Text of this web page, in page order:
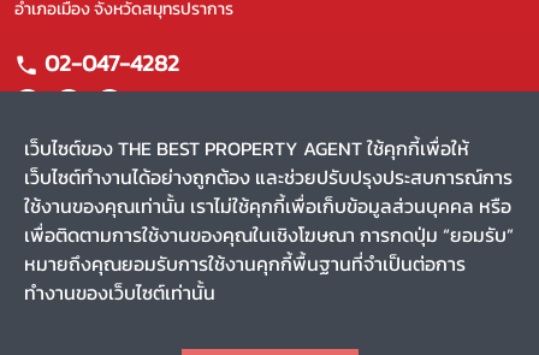
อำเภอเมือง จังหวัดสมุทรปราการ
02-047-4282
แผนผังเว็บไซต์
หน้าหลัก
บริการของเรา
ขาย
ผลงานของเรา
เช่า
ค้นหาตัวแทน
เว็บไซต์ของ THE BEST PROPERTY AGENT ใช้คุกกี้เพื่อให้
เว็บไซต์ทำงานได้อย่างถูกต้อง และช่วยปรับปรุงประสบการณ์การ
ใช้งานของคุณเท่านั้น เราไม่ใช้คุกกี้เพื่อเก็บข้อมูลส่วนบุคคล หรือ
เพื่อติดตามการใช้งานของคุณในเชิงโฆษณา การกดปุ่ม “ยอมรับ”
หมายถึงคุณยอมรับการใช้งานคุกกี้พื้นฐานที่จำเป็นต่อการ
ทำงานของเว็บไซต์เท่านั้น